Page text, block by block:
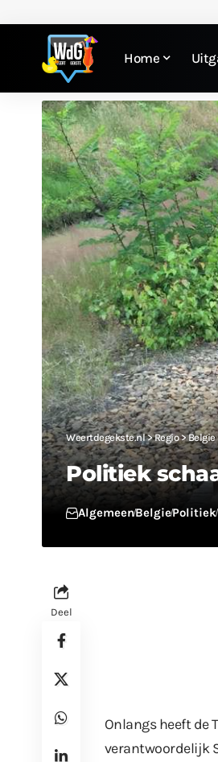
Home
Weertdegekste.nl>Regio>Belgie
Politiek
AlgemeenBelgiePolitiek
Deel
Onlangs heeft de
verantwoordelijk